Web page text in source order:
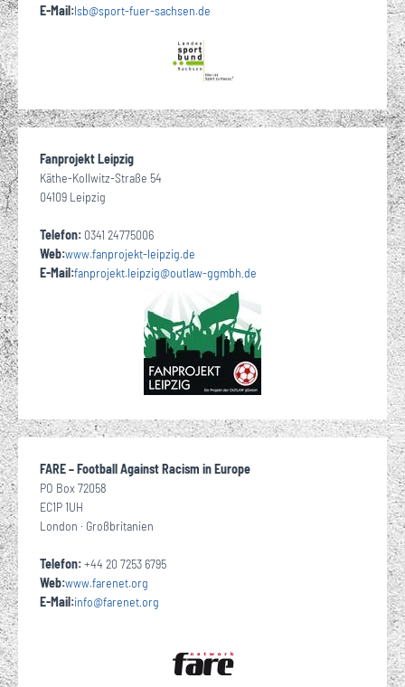
E-Mail:lsb@sport-fuer-sachsen.de
Fanprojekt Leipzig
Käthe-Kollwitz-Straße 54
04109 Leipzig
Telefon: 0341 24775006
Web:www.fanprojekt-leipzig.de
E-Mail:fanprojekt.leipzig@outlaw-ggmbh·de
FARE – Football Against Racism in Europe
PO Box 72058
EC1P 1UH
London · Großbritanien
Telefon:+44 20 7253 6795
Web:www.farenet.org
E-Mail:info@farenet·org